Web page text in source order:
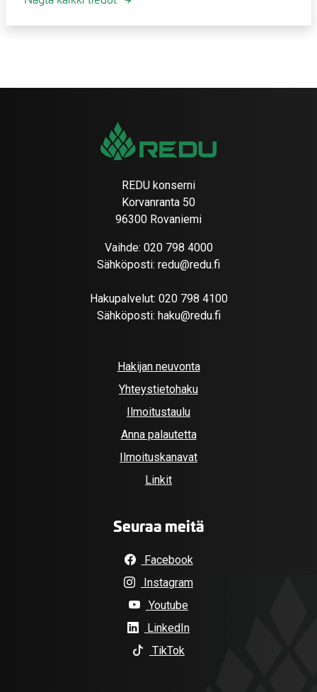
REDU konserni
Korvanranta 50
96300 Rovaniemi
Vaihde: 020 798 4000
Sähköposti: redu@redu.fi
Hakupalvelut: 020 798 4100
Sähköposti: haku@redu.fi
Hakijan neuvonta
Yhteystietohaku
Ilmoitustaulu
Anna palautetta
Ilmoituskanavat
Linkit
Seuraa meitä
Facebook
Instagram
Youtube
LinkedIn
TikTok